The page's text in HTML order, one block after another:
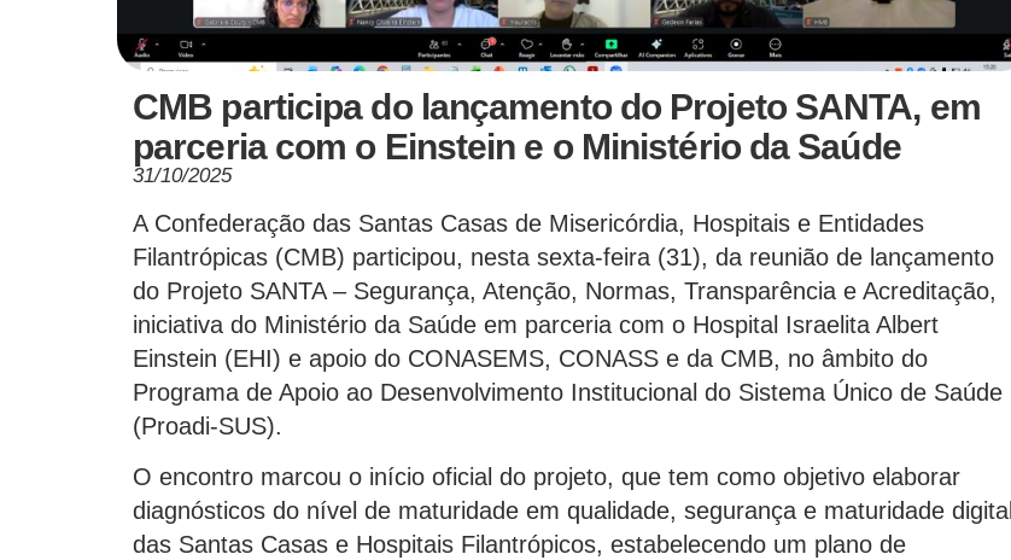
CMB participa do lançamento do Projeto SANTA, em
parceria com o Einstein e o Ministério da Saúde
31/10/2025
A Confederação das Santas Casas de Misericórdia, Hospitais e Entidades
Filantrópicas (CMB) participou, nesta sexta-feira (31), da reunião de lançamento
do Projeto SANTA – Segurança, Atenção, Normas, Transparência e Acreditação,
iniciativa do Ministério da Saúde em parceria com o Hospital Israelita Albert
Einstein (EHI) e apoio do CONASEMS, CONASS e da CMB, no âmbito do
Programa de Apoio ao Desenvolvimento Institucional do Sistema Único de Saúde
(Proadi-SUS).
O encontro marcou o início oficial do projeto, que tem como objetivo elaborar
diagnósticos do nível de maturidade em qualidade, segurança e maturidade digital
das Santas Casas e Hospitais Filantrópicos, estabelecendo um plano de